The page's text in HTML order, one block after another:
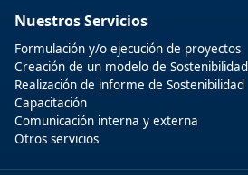
Nuestros Servicios
Formulación y/o ejecución de proyectos
Creación de un modelo de Sostenibilidad
Realización de informe de Sostenibilidad
Capacitación
Comunicación interna y externa
Otros servicios